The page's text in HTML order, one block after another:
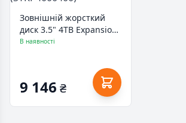
Зовнішній жорсткий
диск 3.5" 4TB Expansion
Desktop Seagate
В наявності
9 146 ₴